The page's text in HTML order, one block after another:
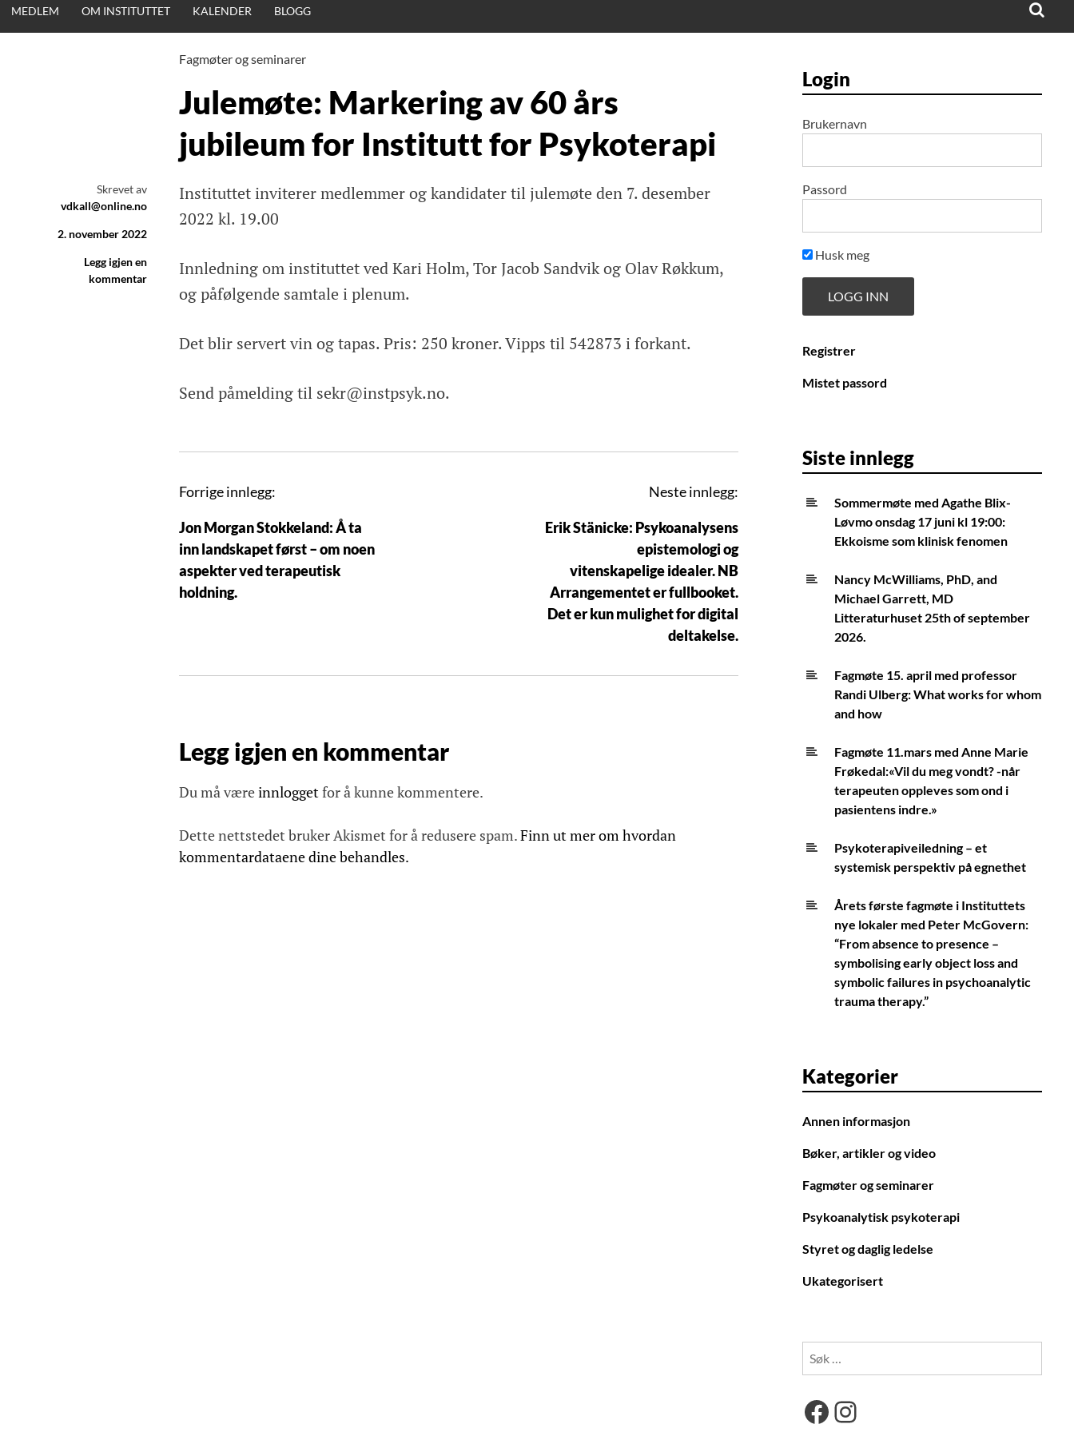
MEDLEM OM INSTITUTTET KALENDER BLOGG
Fagmøter og seminarer
Julemøte: Markering av 60 års
jubileum for Institutt for Psykoterapi
Skrevet av
vdkall@online.no
2. november 2022
Legg igjen en
kommentar
Instituttet inviterer medlemmer og kandidater til julemøte den 7. desember
2022 kl. 19.00
Innledning om instituttet ved Kari Holm, Tor Jacob Sandvik og Olav Røkkum,
og påfølgende samtale i plenum.
Det blir servert vin og tapas. Pris: 250 kroner. Vipps til 542873 i forkant.
Send påmelding til sekr@instpsyk.no.
I
n
l
e
g
g
s
o
n
Forrige innlegg:
Jon Morgan Stokkeland: Å ta
inn landskapet først – om noen
aspekter ved terapeutisk
holdning.
Neste innlegg:
Erik Stänicke: Psykoanalysens
epistemologi og
vitenskapelige idealer. NB
Arrangementet er fullbooket.
Det er kun mulighet for digital
deltakelse.
Legg igjen en kommentar
Du må væreinnlogget for å kunne kommentere.
Dette nettstedet bruker Akismet for å redusere spam.Finn ut mer om hvordan
kommentardataene dine behandles.
Login
Brukernavn
Passord
Husk meg
Registrer
Mistet passord
Siste innlegg
Sommermøte med Agathe Blix-
Løvmo onsdag 17 juni kl 19:00:
Ekkoisme som klinisk fenomen
Nancy McWilliams, PhD, and
Michael Garrett, MD
Litteraturhuset 25th of september
2026.
Fagmøte 15. april med professor
Randi Ulberg: What works for whom
and how
Fagmøte 11.mars med Anne Marie
Frøkedal:«Vil du meg vondt? -når
terapeuten oppleves som ond i
pasientens indre.»
Psykoterapiveiledning – et
systemisk perspektiv på egnethet
Årets første fagmøte i Instituttets
nye lokaler med Peter McGovern:
“From absence to presence –
symbolising early object loss and
symbolic failures in psychoanalytic
trauma therapy.”
Kategorier
Annen informasjon
Bøker, artikler og video
Fagmøter og seminarer
Psykoanalytisk psykoterapi
Styret og daglig ledelse
Ukategorisert
etter:
Facebook
Instagram